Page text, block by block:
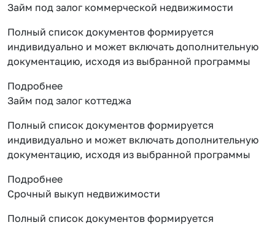
Займ под залог коммерческой недвижимости
Полный список документов формируется
индивидуально и может включать дополнительную
документацию, исходя из выбранной программы
Подробнее
Займ под залог коттеджа
Полный список документов формируется
индивидуально и может включать дополнительную
документацию, исходя из выбранной программы
Подробнее
Срочный выкуп недвижимости
Полный список документов формируется